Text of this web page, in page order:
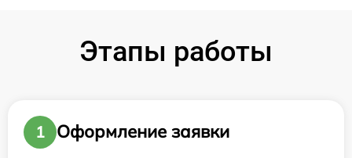
Этапы работы
1
Оформление заявки